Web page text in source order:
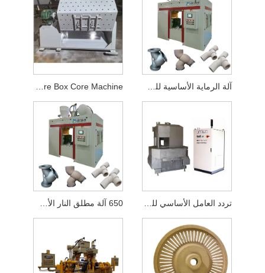
آلة الرماية الأساسية للصندوق البارد الأوتوماتيكية
650 آلة مطلق النار الأساسية تردد العامل الأساسي للفرن الكهربائي النحاسي